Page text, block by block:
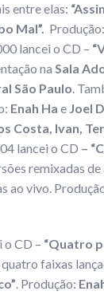
entre elas:
Mal”. Produção:
lancei o CD –
na Sala
São Paulo.
Enah Ha e Joel
Costa, Ivan,
lancei o CD –
remixadas de
ao vivo.
o CD – “Quatro
faixas
. Produção: